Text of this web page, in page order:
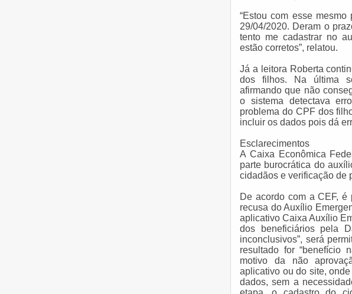
“Estou com esse
29/04/2020. Deram o
tento me cadastrar no
estão corretos”, relatou.
Já a leitora Roberta
dos filhos. Na última
afirmando que não
o sistema detectava
problema do CPF dos
incluir os dados pois dá
Esclarecimentos
A Caixa Econômica
parte burocrática do
cidadãos e verificação de
De acordo com a CEF,
recusa do Auxílio
aplicativo Caixa Auxílio
dos beneficiários pela
inconclusivos”, será
resultado for “benefício
motivo da não
aplicativo ou do site,
dados, sem a